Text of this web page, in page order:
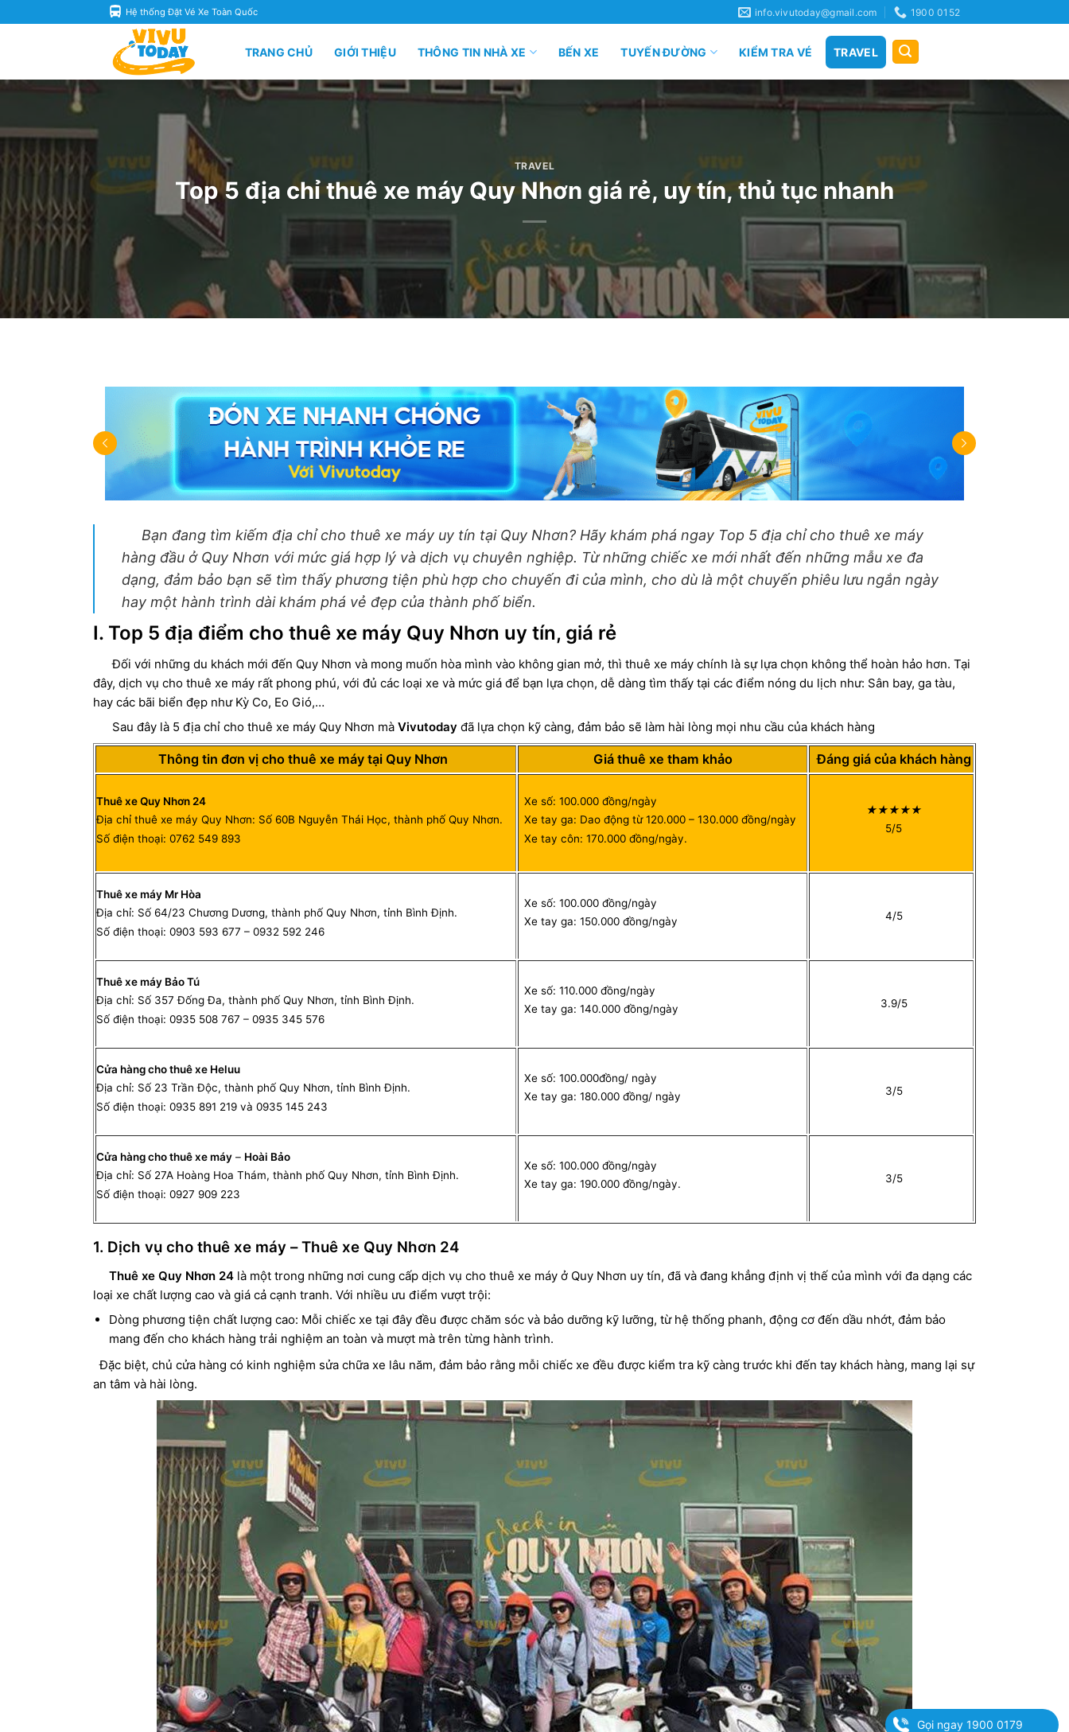
to
Hệ thống Đặt Vé Xe Toàn Quốc info.vivutoday@gmail.com 1900 0152
TRANG CHỦ GIỚI THIỆU THÔNG TIN NHÀ XE BẾN XE TUYẾN ĐƯỜNG KIỂM TRA VÉ TRAVEL
TRAVEL
Top 5 địa chỉ thuê xe máy Quy Nhơn giá rẻ, uy tín, thủ tục nhanh
Bạn đang tìm kiếm địa chỉ cho thuê xe máy uy tín tại Quy Nhơn? Hãy khám phá ngay Top 5 địa chỉ cho thuê xe máy
hàng đầu ở Quy Nhơn với mức giá hợp lý và dịch vụ chuyên nghiệp. Từ những chiếc xe mới nhất đến những mẫu xe đa
dạng, đảm bảo bạn sẽ tìm thấy phương tiện phù hợp cho chuyến đi của mình, cho dù là một chuyến phiêu lưu ngắn ngày
hay một hành trình dài khám phá vẻ đẹp của thành phố biển.
I. Top 5 địa điểm cho thuê xe máy Quy Nhơn uy tín, giá rẻ
Đối với những du khách mới đến Quy Nhơn và mong muốn hòa mình vào không gian mở, thì thuê xe máy chính là sự lựa chọn không thể hoàn hảo hơn. Tại
đây, dịch vụ cho thuê xe máy rất phong phú, với đủ các loại xe và mức giá để bạn lựa chọn, dễ dàng tìm thấy tại các điểm nóng du lịch như: Sân bay, ga tàu,
hay các bãi biển đẹp như Kỳ Co, Eo Gió,…
Sau đây là 5 địa chỉ cho thuê xe máy Quy Nhơn mà Vivutoday đã lựa chọn kỹ càng, đảm bảo sẽ làm hài lòng mọi nhu cầu của khách hàng
Thông tin đơn vị cho thuê xe máy tại Quy Nhơn Giá thuê xe tham khảo Đáng giá của khách hàng
Thuê xe Quy Nhơn 24
Địa chỉ thuê xe máy Quy Nhơn: Số 60B Nguyễn Thái Học, thành phố Quy Nhơn.
Số điện thoại: 0762 549 893
Xe số: 100.000 đồng/ngày
Xe tay ga: Dao động từ 120.000 – 130.000 đồng/ngày
Xe tay côn: 170.000 đồng/ngày.
★★★★★
5/5
Thuê xe máy Mr Hòa
Địa chỉ: Số 64/23 Chương Dương, thành phố Quy Nhơn, tỉnh Bình Định.
Số điện thoại: 0903 593 677 – 0932 592 246
Xe số: 100.000 đồng/ngày
Xe tay ga: 150.000 đồng/ngày
4/5
Thuê xe máy Bảo Tú
Địa chỉ: Số 357 Đống Đa, thành phố Quy Nhơn, tỉnh Bình Định.
Số điện thoại: 0935 508 767 – 0935 345 576
Xe số: 110.000 đồng/ngày
Xe tay ga: 140.000 đồng/ngày
3.9/5
Cửa hàng cho thuê xe Heluu
Địa chỉ: Số 23 Trần Độc, thành phố Quy Nhơn, tỉnh Bình Định.
Số điện thoại: 0935 891 219 và 0935 145 243
Xe số: 100.000đồng/ ngày
Xe tay ga: 180.000 đồng/ ngày
3/5
Cửa hàng cho thuê xe máy – Hoài Bảo
Địa chỉ: Số 27A Hoàng Hoa Thám, thành phố Quy Nhơn, tỉnh Bình Định.
Số điện thoại: 0927 909 223
Xe số: 100.000 đồng/ngày
Xe tay ga: 190.000 đồng/ngày.
3/5
1. Dịch vụ cho thuê xe máy – Thuê xe Quy Nhơn 24
Thuê xe Quy Nhơn 24 là một trong những nơi cung cấp dịch vụ cho thuê xe máy ở Quy Nhơn uy tín, đã và đang khẳng định vị thế của mình với đa dạng các
loại xe chất lượng cao và giá cả cạnh tranh. Với nhiều ưu điểm vượt trội:
Dòng phương tiện chất lượng cao: Mỗi chiếc xe tại đây đều được chăm sóc và bảo dưỡng kỹ lưỡng, từ hệ thống phanh, động cơ đến dầu nhớt, đảm bảo
mang đến cho khách hàng trải nghiệm an toàn và mượt mà trên từng hành trình.
Đặc biệt, chủ cửa hàng có kinh nghiệm sửa chữa xe lâu năm, đảm bảo rằng mỗi chiếc xe đều được kiểm tra kỹ càng trước khi đến tay khách hàng, mang lại sự
an tâm và hài lòng.
Gọi ngay 1900 0179